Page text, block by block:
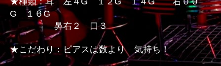
G １６G
鼻右２ 口３
★こだわり：ピアスは数より 気持ち！